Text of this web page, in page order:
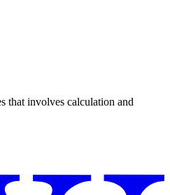
that involves calculation and